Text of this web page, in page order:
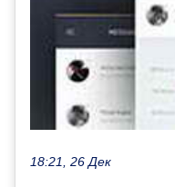
18:21, 26 Дек